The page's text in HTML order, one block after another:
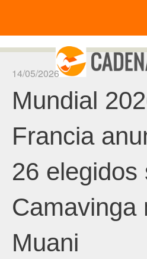
14/05/2026
Mundial
Francia
26 elegidos
Camavinga
Muani